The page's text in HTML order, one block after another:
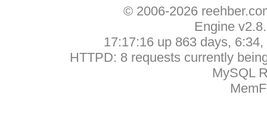
© 2006-2026
Engine
17:17:16 up 863 days,
HTTPD: 8 requests currently
MySQL